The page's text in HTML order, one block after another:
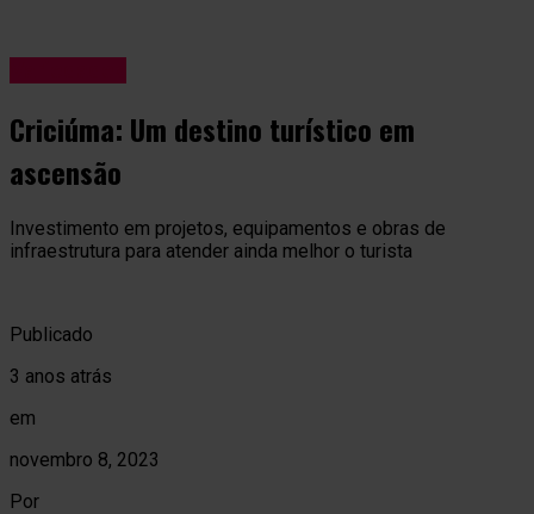
Criciúma: Um destino turístico em
ascensão
Investimento em projetos, equipamentos e obras de
infraestrutura para atender ainda melhor o turista
Publicado
3 anos atrás
em
novembro 8, 2023
Por